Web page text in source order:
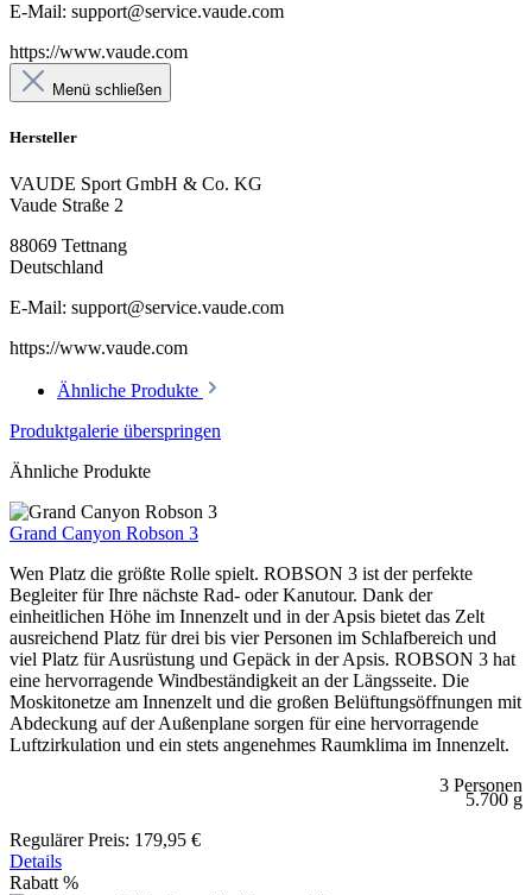
E-Mail: support@service.vaude.com
https://www.vaude.com
Menü schließen
Hersteller
VAUDE Sport GmbH & Co. KG
Vaude Straße 2
88069 Tettnang
Deutschland
E-Mail: support@service.vaude.com
https://www.vaude.com
Ähnliche Produkte
Produktgalerie überspringen
Ähnliche Produkte
Grand Canyon Robson 3
Wen Platz die größte Rolle spielt. ROBSON 3 ist der perfekte
Begleiter für Ihre nächste Rad- oder Kanutour. Dank der
einheitlichen Höhe im Innenzelt und in der Apsis bietet das Zelt
ausreichend Platz für drei bis vier Personen im Schlafbereich und
viel Platz für Ausrüstung und Gepäck in der Apsis. ROBSON 3 hat
eine hervorragende Windbeständigkeit an der Längsseite. Die
Moskitonetze am Innenzelt und die großen Belüftungsöffnungen mit
Abdeckung auf der Außenplane sorgen für eine hervorragende
Luftzirkulation und ein stets angenehmes Raumklima im Innenzelt.
3 Personen
5.700 g
Regulärer Preis: 179,95 €
Details
Rabatt %